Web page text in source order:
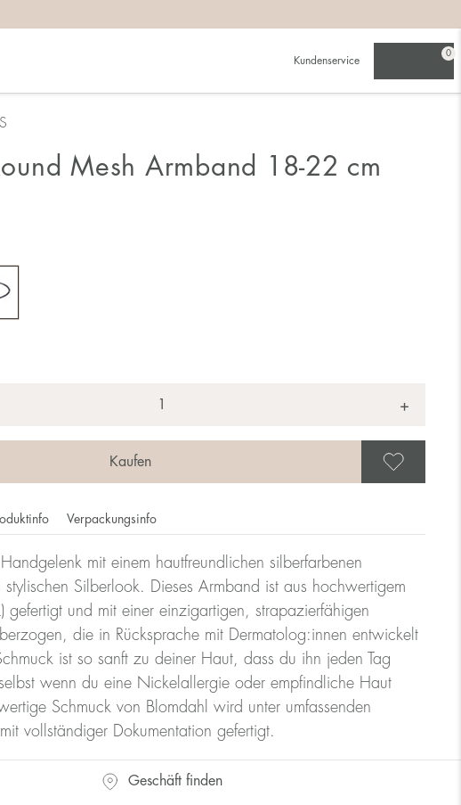
Kundenservice
0
Mesh Armband 18-22 cm
+
Verpackungsinfo
mit einem hautfreundlichen silberfarbenen
Silberlook. Dieses Armband ist aus hochwertigem
gefertigt und mit einer einzigartigen, strapazierfähigen
die in Rücksprache mit Dermatolog:innen entwickelt
ist so sanft zu deiner Haut, dass du ihn jeden Tag
wenn du eine Nickelallergie oder empfindliche Haut
Schmuck von Blomdahl wird unter umfassenden
vollständiger Dokumentation gefertigt.
Geschäft finden